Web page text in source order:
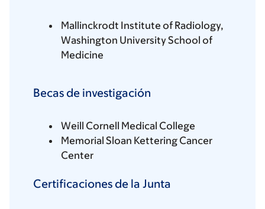
Mallinckrodt Institute of Radiology,
Washington University School of
Medicine
Becas de investigación
Weill Cornell Medical College
Memorial Sloan Kettering Cancer
Center
Certificaciones de la Junta